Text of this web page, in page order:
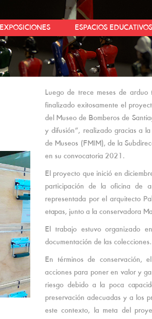
EXPOSICIONES ESPACIOS EDUCATIVOS
Luego de trece meses de
finalizado exitosamente el
del Museo de Bomberos de
y difusión”, realizado gracias a
de Museos (FMIM), de la
en su convocatoria 2021.
El proyecto que inició en
participación de la oficina de
representada por el arquitecto
etapas, junto a la conservadora
El trabajo estuvo organizado
documentación de las colecciones.
En términos de conservación,
acciones para poner en valor y
riesgo debido a la poca
preservación adecuadas y a los
este contexto, la meta del